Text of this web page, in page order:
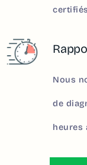
Nous
de
heures